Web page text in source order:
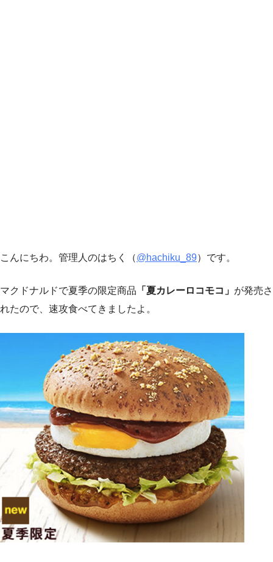
こんにちわ。管理人のはちく（@hachiku_89）です。
マクドナルドで夏季の限定商品 「夏カレーロコモコ」 が発売さ
れたので、速攻食べてきましたよ。